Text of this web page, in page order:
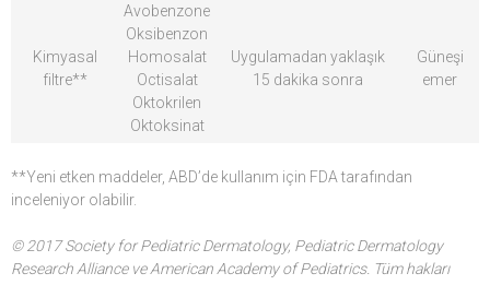
Kimyasal
filtre**
Avobenzone
Oksibenzon
Homosalat
Octisalat
Oktokrilen
Oktoksinat
Uygulamadan yaklaşık
15 dakika sonra
Güneşi
emer
**Yeni etken maddeler, ABD’de kullanım için FDA tarafından
inceleniyor olabilir.
© 2017 Society for Pediatric Dermatology, Pediatric Dermatology
Research Alliance ve American Academy of Pediatrics. Tüm hakları